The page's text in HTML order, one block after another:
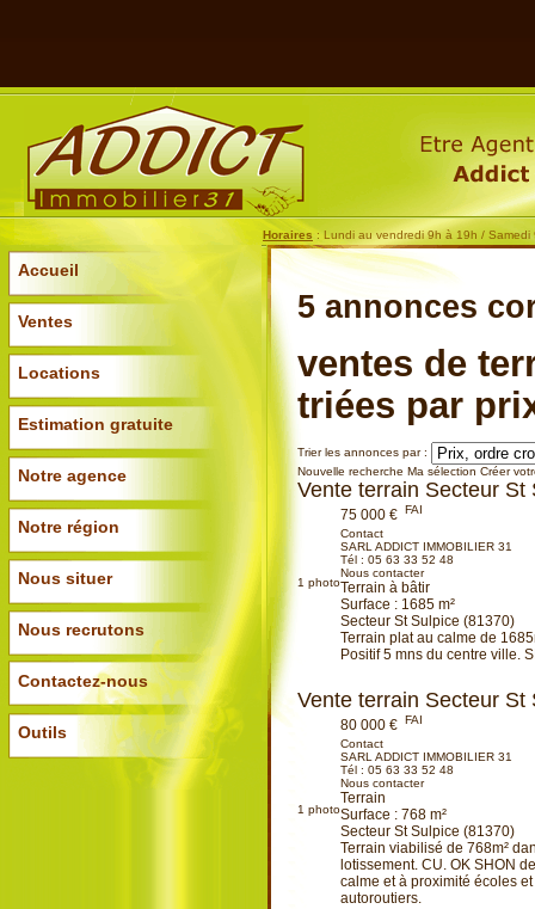
Horaires : Lundi au vendredi 9h à 19h / Samedi
Accueil
Ventes
Locations
Estimation gratuite
Notre agence
Notre région
Nous situer
Nous recrutons
Contactez-nous
Outils
5 annonces
ventes de
triées par
Trier les annonces par :
Nouvelle recherche Ma sélection Créer
Vente terrain Secteur St
1 photo
75 000 € FAI
Contact
SARL ADDICT IMMOBILIER 31
Tél : 05 63 33 52 48
Nous contacter
Terrain à bâtir
Surface : 1685 m²
Secteur St Sulpice (81370)
Terrain plat au calme de
Positif 5 mns du centre ville.
Vente terrain Secteur St
1 photo
80 000 € FAI
Contact
SARL ADDICT IMMOBILIER 31
Tél : 05 63 33 52 48
Nous contacter
Terrain
Surface : 768 m²
Secteur St Sulpice (81370)
Terrain viabilisé de 768m²
lotissement. CU. OK SHON
calme et à proximité écoles
autoroutiers.